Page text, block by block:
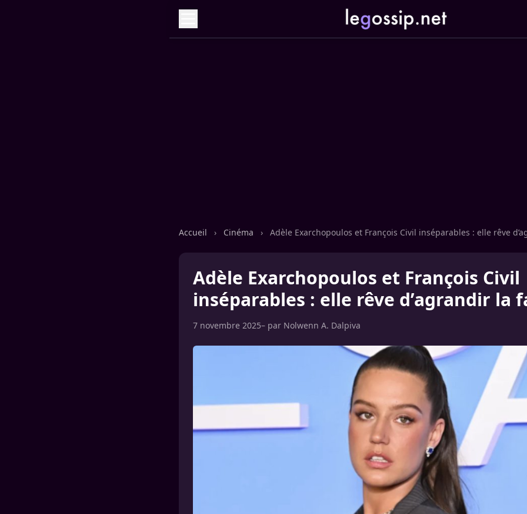
Accueil › Cinéma › Adèle Exarchopoulos et François Civil inséparables : elle rêve
Adèle Exarchopoulos et François Civil
inséparables : elle rêve d’agrandir la
7 novembre 2025– par Nolwenn A. Dalpiva